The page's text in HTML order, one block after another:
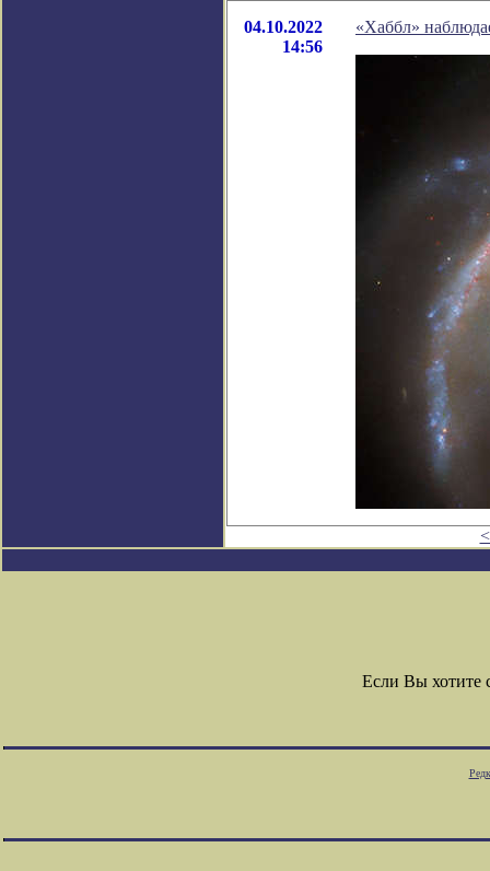
04.10.2022
14:56
«Хаббл»
Если Вы хотите